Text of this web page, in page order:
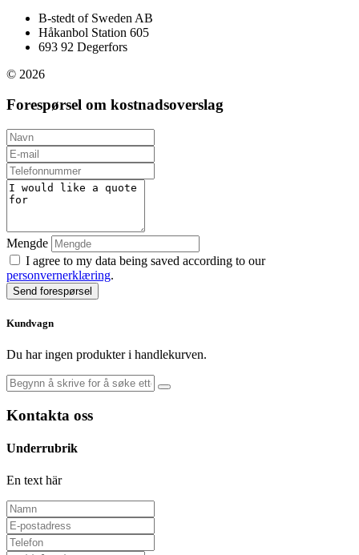
B-stedt of Sweden AB
Håkanbol Station 605
693 92 Degerfors
© 2026
Forespørsel om kostnadsoverslag
Mengde
I agree to my data being saved according to our
personvernerklæring.
Send forespørsel
Kundvagn
Du har ingen produkter i handlekurven.
Kontakta oss
Underrubrik
En text här